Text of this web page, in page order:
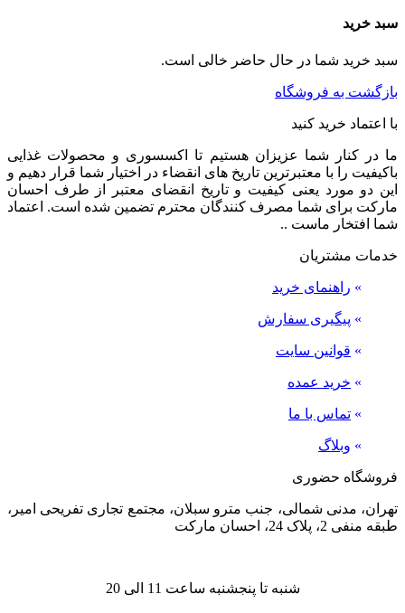
سبد خرید
سبد خرید شما در حال حاضر خالی است.
بازگشت به فروشگاه
با اعتماد خرید کنید
ما در کنار شما عزیزان هستیم تا اکسسوری و محصولات غذایی
باکیفیت را با معتبرترین تاریخ های انقضاء در اختیار شما قرار دهیم و
این دو مورد یعنی کیفیت و تاریخ انقضای معتبر از طرف احسان
مارکت برای شما مصرف کنندگان محترم تضمین شده است. اعتماد
شما افتخار ماست ..
خدمات مشتریان
» راهنمای خرید
» پیگیری سفارش
» قوانین سایت
» خرید عمده
» تماس با ما
» وبلاگ
فروشگاه حضوری
تهران، مدنی شمالی، جنب مترو سبلان، مجتمع تجاری تفریحی امیر،
طبقه منفی 2، پلاک 24، احسان مارکت
شنبه تا پنجشنبه ساعت 11 الی 20